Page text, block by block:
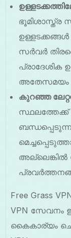
ഭൂമിശാസ്ത്ര
ഉള്ളടക്കങ്ങൾ
സർവർ
പ്രാദേശിക
അതേസമയം
കുറഞ്ഞ
അല്ലെങ്കിൽ
Free Grass
VPN സേവനം
കൈകാര്യം